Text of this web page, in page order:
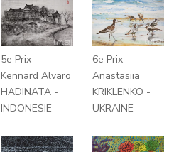
5e Prix -
Kennard Alvaro
HADINATA -
INDONESIE
6e Prix -
Anastasiia
KRIKLENKO -
UKRAINE